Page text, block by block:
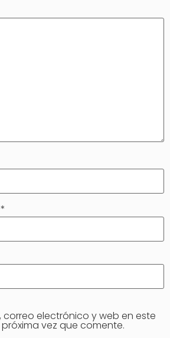
*
correo electrónico y web en este
vez que comente.